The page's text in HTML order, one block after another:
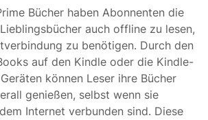
Bücher haben Abonnenten die
auch offline zu lesen,
zu benötigen. Durch den
auf den Kindle oder die Kindle-
können Leser ihre Bücher
genießen, selbst wenn sie
Internet verbunden sind. Diese